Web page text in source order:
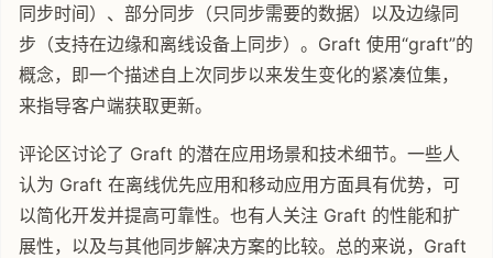
同步时间）、部分同步（只同步需要的数据）以及边缘同
步（支持在边缘和离线设备上同步）。Graft 使用“graft”的
概念，即一个描述自上次同步以来发生变化的紧凑位集，
来指导客户端获取更新。
评论区讨论了 Graft 的潜在应用场景和技术细节。一些人
认为 Graft 在离线优先应用和移动应用方面具有优势，可
以简化开发并提高可靠性。也有人关注 Graft 的性能和扩
展性，以及与其他同步解决方案的比较。总的来说，Graft